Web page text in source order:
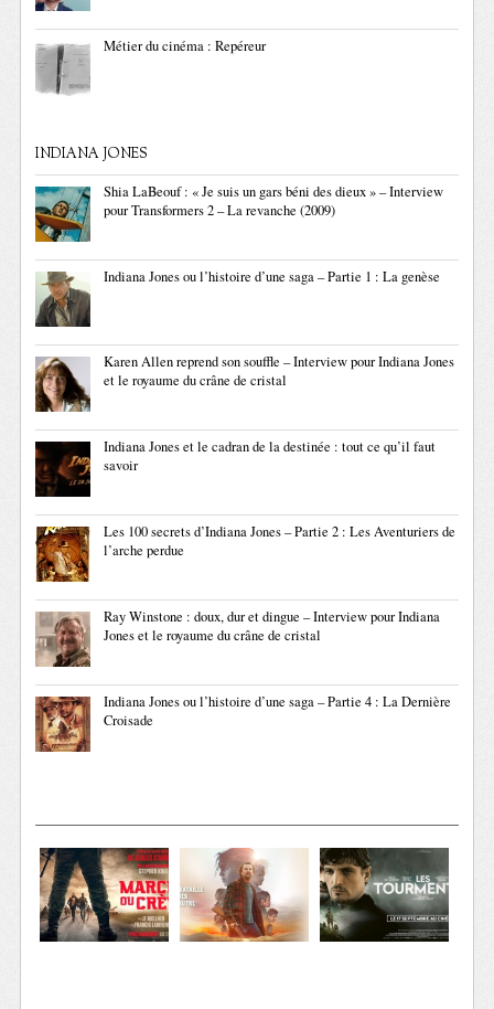
Métier du cinéma : Repéreur
INDIANA JONES
Shia LaBeouf : « Je suis un gars béni des dieux » – Interview
pour Transformers 2 – La revanche (2009)
Indiana Jones ou l’histoire d’une saga – Partie 1 : La genèse
Karen Allen reprend son souffle – Interview pour Indiana Jones
et le royaume du crâne de cristal
Indiana Jones et le cadran de la destinée : tout ce qu’il faut
savoir
Les 100 secrets d’Indiana Jones – Partie 2 : Les Aventuriers de
l’arche perdue
Ray Winstone : doux, dur et dingue – Interview pour Indiana
Jones et le royaume du crâne de cristal
Indiana Jones ou l’histoire d’une saga – Partie 4 : La Dernière
Croisade